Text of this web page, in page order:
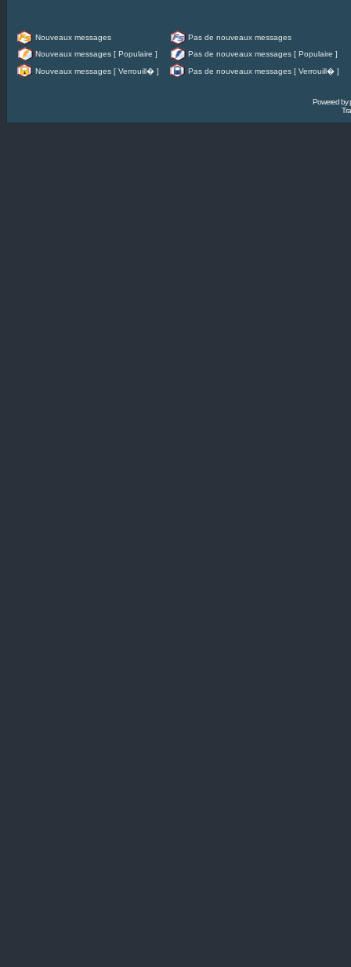
Nouveaux messages
Pas de nouveaux messages
Nouveaux messages [ Populaire ]
Pas de nouveaux messages [ Populaire ]
Nouveaux messages [ Verrouill� ]
Pas de nouveaux messages [ Verrouill� ]
Powered by